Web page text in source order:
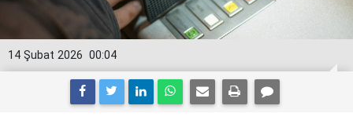
00:04
14 Şubat 2026